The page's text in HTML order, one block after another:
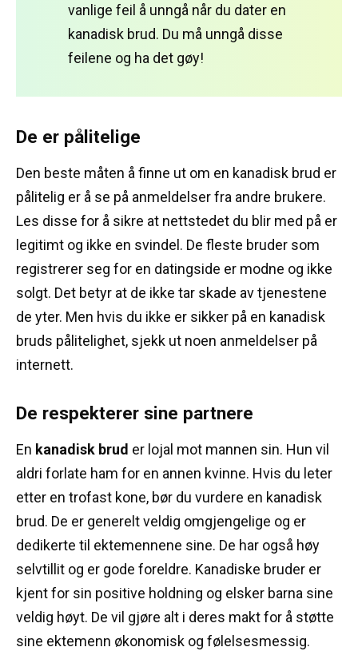
vanlige feil å unngå når du dater en
kanadisk brud. Du må unngå disse
feilene og ha det gøy!
De er pålitelige
Den beste måten å finne ut om en kanadisk brud er
pålitelig er å se på anmeldelser fra andre brukere.
Les disse for å sikre at nettstedet du blir med på er
legitimt og ikke en svindel. De fleste bruder som
registrerer seg for en datingside er modne og ikke
solgt. Det betyr at de ikke tar skade av tjenestene
de yter. Men hvis du ikke er sikker på en kanadisk
bruds pålitelighet, sjekk ut noen anmeldelser på
internett.
De respekterer sine partnere
En kanadisk brud er lojal mot mannen sin. Hun vil
aldri forlate ham for en annen kvinne. Hvis du leter
etter en trofast kone, bør du vurdere en kanadisk
brud. De er generelt veldig omgjengelige og er
dedikerte til ektemennene sine. De har også høy
selvtillit og er gode foreldre. Kanadiske bruder er
kjent for sin positive holdning og elsker barna sine
veldig høyt. De vil gjøre alt i deres makt for å støtte
sine ektemenn økonomisk og følelsesmessig.